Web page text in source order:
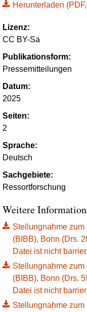
Herunterladen
Lizenz:
CC BY-Sa
Publikationsform:
Pressemitteilungen
Datum:
2025
Seiten:
2
Sprache:
Deutsch
Sachgebiete:
Ressortforschung
Weitere
Stellungnahme
(BIBB), Bonn (Drs.
Datei ist nicht
Stellungnahme
(BIBB), Bonn (Drs.
Datei ist nicht
Stellungnahme